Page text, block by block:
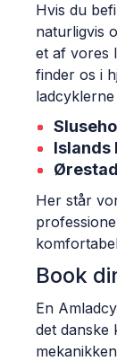
Hvis du
naturligvis
et af vores
finder os i
Islands
Her står
Book
En
det danske